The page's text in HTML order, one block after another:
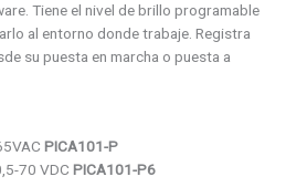
Tiene el nivel de brillo programable
al entorno donde trabaje. Registra
su puesta en marcha o puesta a
PICA101-P
70 VDC PICA101-P6